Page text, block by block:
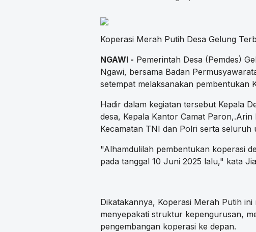
Koperasi Merah Putih Desa Gelung
NGAWI - Pemerintah Desa (Pemdes)
Ngawi, bersama Badan
setempat melaksanakan pembentukan
Hadir dalam kegiatan tersebut Kepala
desa, Kepala Kantor Camat
Kecamatan TNI dan Polri serta seluruh
"Alhamdulilah pembentukan koperasi
pada tanggal 10 Juni 2025 lalu," kata
Dikatakannya, Koperasi Merah Putih
menyepakati struktur kepengurusan,
pengembangan koperasi ke depan.